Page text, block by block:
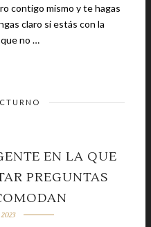
contigo mismo y te hagas
claro si estás con la
no …
EN LA QUE
PREGUNTAS